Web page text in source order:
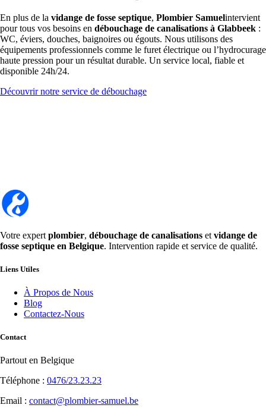
En plus de la vidange de fosse septique, Plombier Samuelintervient
pour tous vos besoins en débouchage de canalisations à Glabbeek :
WC, éviers, douches, baignoires ou égouts. Nous utilisons des
équipements professionnels comme le furet électrique ou l’hydrocurage
haute pression pour un résultat durable. Un service local, fiable et
disponible 24h/24.
Découvrir notre service de débouchage
Votre expert plombier, débouchage de canalisations et vidange de
fosse septique en Belgique. Intervention rapide et service de qualité.
Liens Utiles
À Propos de Nous
Blog
Contactez-Nous
Contact
Partout en Belgique
Téléphone : 0476/23.23.23
Email : contact@plombier-samuel.be